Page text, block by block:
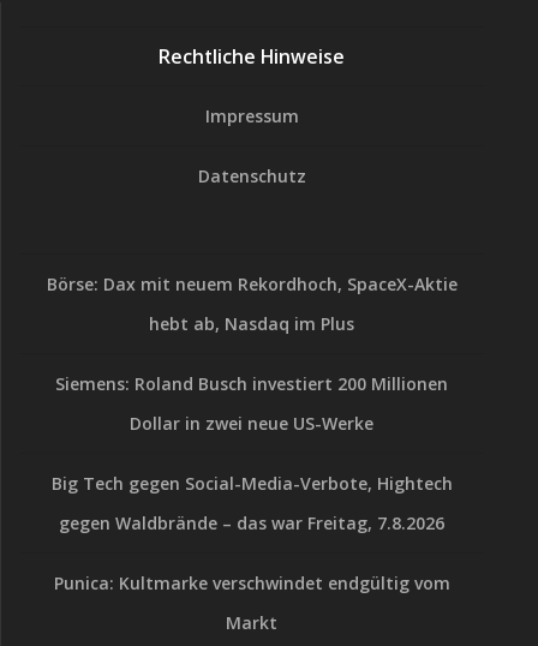
Rechtliche Hinweise
Impressum
Datenschutz
Börse: Dax mit neuem Rekordhoch, SpaceX-Aktie
hebt ab, Nasdaq im Plus
Siemens: Roland Busch investiert 200 Millionen
Dollar in zwei neue US-Werke
Big Tech gegen Social-Media-Verbote, Hightech
gegen Waldbrände – das war Freitag, 7.8.2026
Punica: Kultmarke verschwindet endgültig vom
Markt